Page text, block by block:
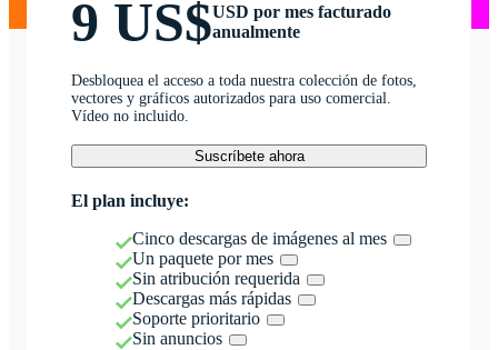
9 US$USD por mes facturado
anualmente
Desbloquea el acceso a toda nuestra colección de fotos,
vectores y gráficos autorizados para uso comercial.
Vídeo no incluido.
Suscríbete ahora
El plan incluye:
Cinco descargas de imágenes al mes
Un paquete por mes
Sin atribución requerida
Descargas más rápidas
Soporte prioritario
Sin anuncios